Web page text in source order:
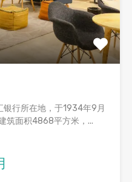
行所在地，于1934年9月
筑面积4868平方米，...